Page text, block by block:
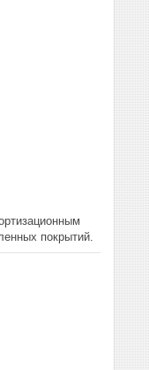
покрытий.